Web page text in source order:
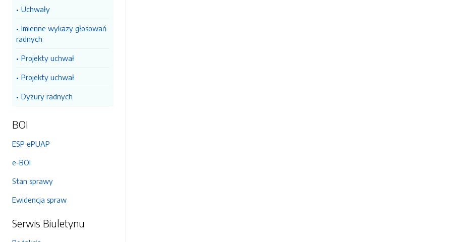
Uchwały
Imienne wykazy głosowań
radnych
Projekty uchwał
Projekty uchwał
Dyżury radnych
BOI
ESP ePUAP
e-BOI
Stan sprawy
Ewidencja spraw
Serwis Biuletynu